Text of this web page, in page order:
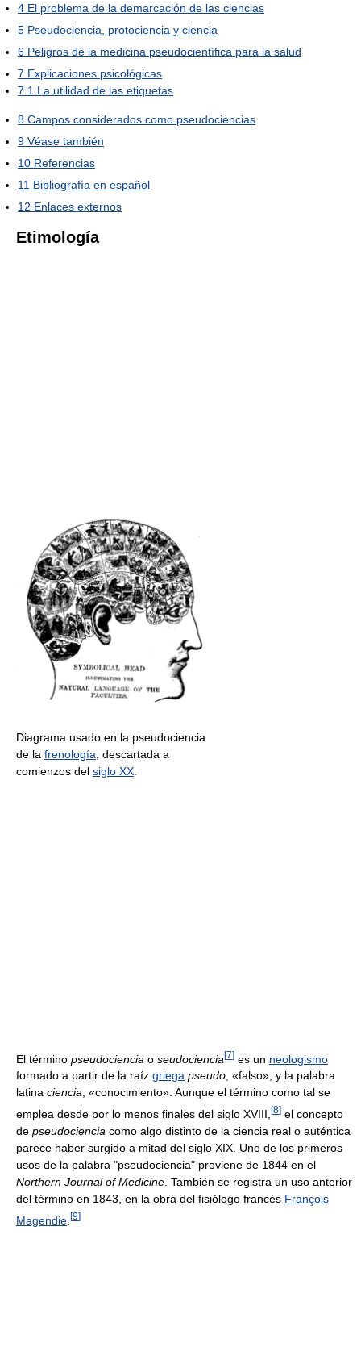
4 El problema de la demarcación de las ciencias
5 Pseudociencia, protociencia y ciencia
6 Peligros de la medicina pseudocientífica para la salud
7 Explicaciones psicológicas
7.1 La utilidad de las etiquetas
8 Campos considerados como pseudociencias
9 Véase también
10 Referencias
11 Bibliografía en español
12 Enlaces externos
Etimología
Diagrama usado en la pseudociencia
de la frenología , descartada a
comienzos del siglo XX
El término pseudociencia o seudociencia[7] es un neologismo
formado a partir de la raíz griega pseudo, «falso», y la palabra
latina ciencia, «conocimiento». Aunque el término como tal se
emplea desde por lo menos finales del siglo XVIII, [8] el concepto
de pseudociencia como algo distinto de la ciencia real o auténtica
parece haber surgido a mitad del siglo XIX. Uno de los primeros
usos de la palabra "pseudociencia" proviene de 1844 en el
Northern Journal of Medicine . También se registra un uso anterior
del término en 1843, en la obra del fisiólogo francés François
Magendie [9]